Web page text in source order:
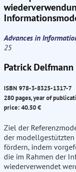
Advances in
25
Patrick Delfmann
ISBN 978-3-8325-1317-7
280 pages, year of
price: 40.50 €
Ziel der
der
fördern, indem
die im Rahmen der
wiederverwendet